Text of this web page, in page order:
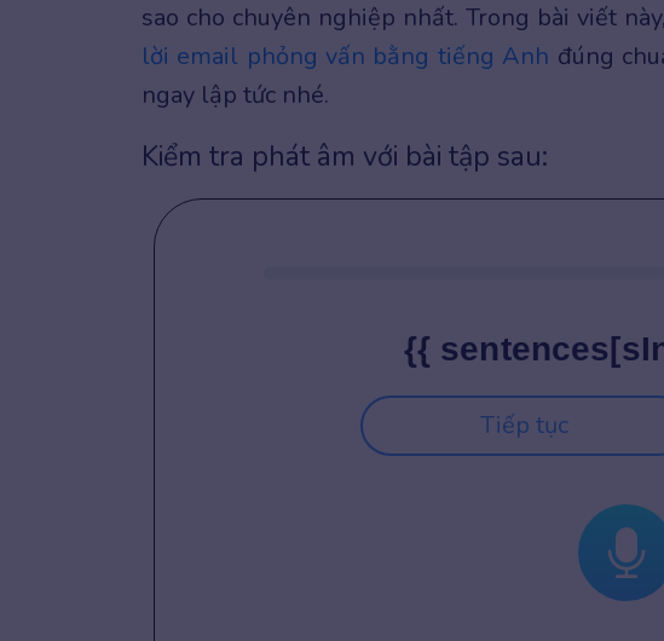
sao cho chuyên nghiệp nhất. Trong bài viết này,
lời email phỏng vấn bằng tiếng Anh đúng
ngay lập tức nhé.
Kiểm tra phát âm với bài tập sau:
{{
Tiếp tục